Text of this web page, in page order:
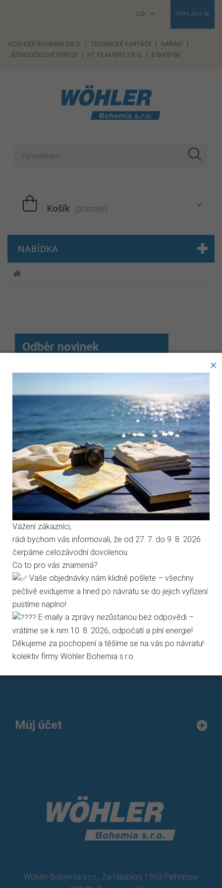
PŘIHLÁSIT SE
CZK
WOEHLER BOHEMIA S.R.O. TECHNICKÉ KARTÁČE NÁŘADÍ
JEDNOÚČELOVÉ STROJE
HT FILAMENT S.R.O. E-SHOP SK
Košík (prázdný)
NABÍDKA
Odběr novinek
Sdílejte nás
Kategorie
Informace
Můj účet
Wöhler Bohemia s.r.o., Za Náspem 1993 Pelhřimov
Tyto webové stránky ukládají v souladu se zákony na vaše
zařízení soubory, obecně nazývané cookies. Používáním
těchto stránek s tím vyjadřujete souhlas.
Technické cookies
Analytické cookies
Marketingové cookies
Jen nezbytné Přijmout vše
Přejít na stránku Podrobně o cookies
Vážení zákazníci,
rádi bychom vás informovali, že od 27. 7. do 9. 8. 2026
čerpáme celozávodní dovolenou.
Co to pro vás znamená?
Vaše objednávky nám klidně pošlete – všechny
pečlivě evidujeme a hned po návratu se do jejich vyřízení
pustíme naplno!
E-maily a zprávy nezůstanou bez odpovědi –
vrátíme se k nim 10. 8. 2026, odpočatí a plní energie!
Děkujeme za pochopení a těšíme se na vás po návratu!
kolektiv firmy Wöhler Bohemia s.r.o.
×